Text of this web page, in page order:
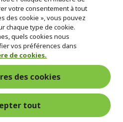
d
e
n
i
d
d
e
n
h
i
d
d
e
n
STORE h
i
d
d
e
les réseaux sociaux
votre consentement à tout
des cookie », vous pouvez
chaque type de cookie.
quels cookies nous
vos préférences dans
de cookies.
des cookies
tout